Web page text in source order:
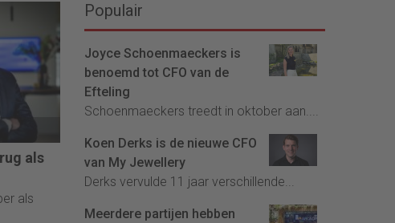
als
als
Populair
Joyce Schoenmaeckers is
benoemd tot CFO van de
Efteling
Schoenmaeckers treedt in oktober aan....
Koen Derks is de nieuwe CFO
van My Jewellery
Derks vervulde 11 jaar verschillende...
Meerdere partijen hebben